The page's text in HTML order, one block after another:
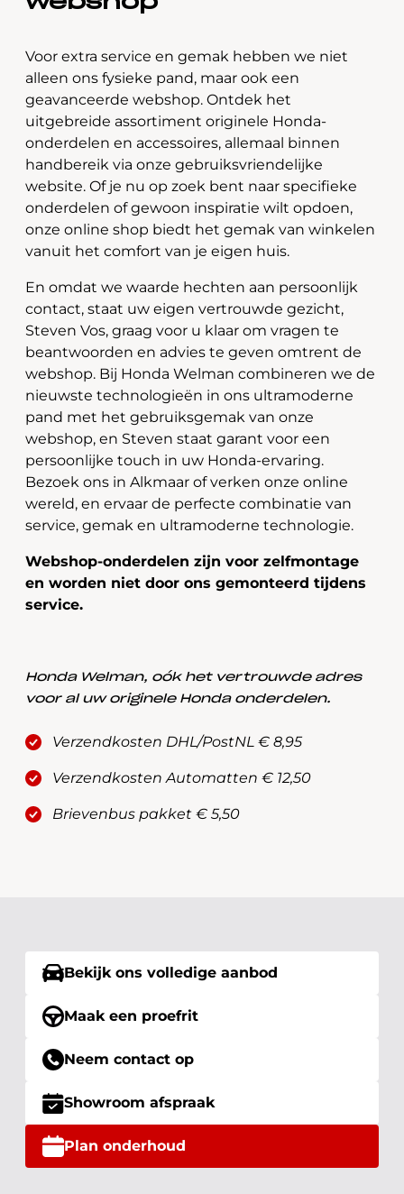
Voor extra service en gemak hebben we niet
alleen ons fysieke pand, maar ook een
geavanceerde webshop. Ontdek het
uitgebreide assortiment originele Honda-
onderdelen en accessoires, allemaal binnen
handbereik via onze gebruiksvriendelijke
website. Of je nu op zoek bent naar specifieke
onderdelen of gewoon inspiratie wilt opdoen,
onze online shop biedt het gemak van winkelen
vanuit het comfort van je eigen huis.
En omdat we waarde hechten aan persoonlijk
contact, staat uw eigen vertrouwde gezicht,
Steven Vos, graag voor u klaar om vragen te
beantwoorden en advies te geven omtrent de
webshop. Bij Honda Welman combineren we de
nieuwste technologieën in ons ultramoderne
pand met het gebruiksgemak van onze
webshop, en Steven staat garant voor een
persoonlijke touch in uw Honda-ervaring.
Bezoek ons in Alkmaar of verken onze online
wereld, en ervaar de perfecte combinatie van
service, gemak en ultramoderne technologie.
Webshop-onderdelen zijn voor zelfmontage
en worden niet door ons gemonteerd tijdens
service.
Honda Welman, oók het vertrouwde adres
voor al uw originele Honda onderdelen.
Verzendkosten DHL/PostNL € 8,95
Verzendkosten Automatten € 12,50
Brievenbus pakket € 5,50
Bekijk ons volledige aanbod
Maak een proefrit
Neem contact op
Showroom afspraak
Plan onderhoud